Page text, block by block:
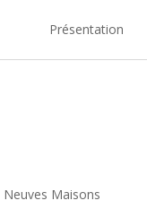
Présentation
Maisons